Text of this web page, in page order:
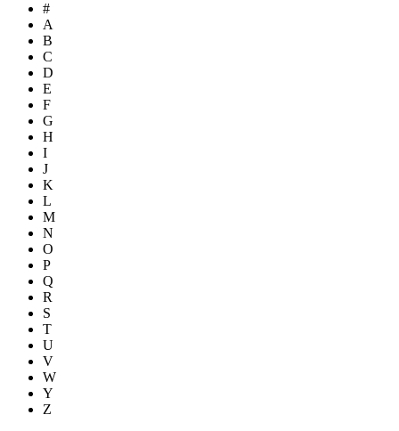
#
A
B
C
D
E
F
G
H
I
J
K
L
M
N
O
P
Q
R
S
T
U
V
W
Y
Z